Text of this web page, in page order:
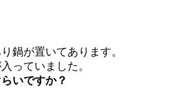
鍋が置いてあります。
っていました。
いですか？